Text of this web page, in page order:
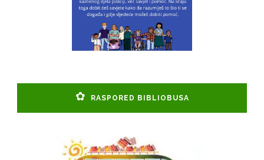
RASPORED BIBLIOBUSA